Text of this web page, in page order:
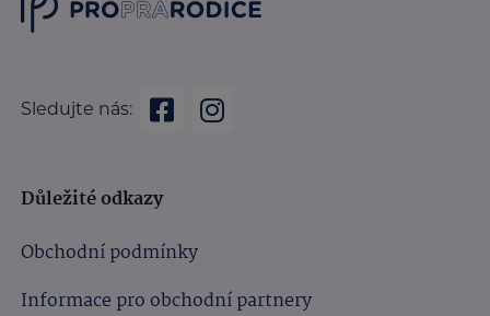
Sledujte nás:
Důležité odkazy
Obchodní podmínky
Informace pro obchodní partnery